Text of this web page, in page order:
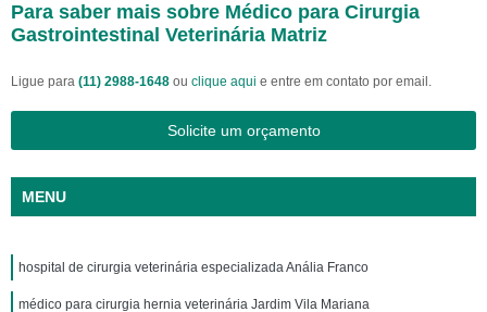
Para saber mais sobre Médico para Cirurgia
Gastrointestinal Veterinária Matriz
Ligue para (11) 2988-1648 ou clique aqui e entre em contato por email.
Solicite um orçamento
MENU
hospital de cirurgia veterinária especializada Anália Franco
médico para cirurgia hernia veterinária Jardim Vila Mariana